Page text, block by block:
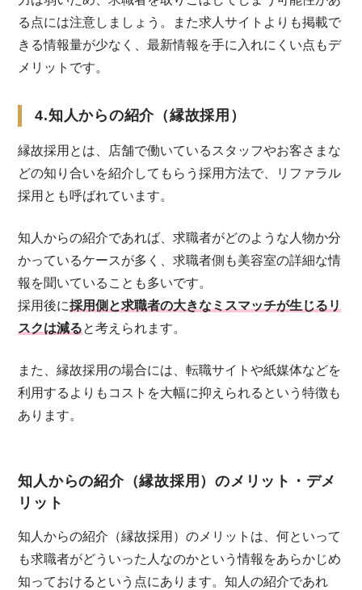
る点には注意しましょう。また求人サイトよりも掲載で
きる情報量が少なく、最新情報を手に入れにくい点もデ
メリットです。
4.知人からの紹介（縁故採用）
縁故採用とは、店舗で働いているスタッフやお客さまな
どの知り合いを紹介してもらう採用方法で、リファラル
採用とも呼ばれています。
知人からの紹介であれば、求職者がどのような人物か分
かっているケースが多く、求職者側も美容室の詳細な情
報を聞いていることも多いです。
採用後に採用側と求職者の大きなミスマッチが生じるリ
スクは減ると考えられます。
また、縁故採用の場合には、転職サイトや紙媒体などを
利用するよりもコストを大幅に抑えられるという特徴も
あります。
知人からの紹介（縁故採用）のメリット・デメ
リット
知人からの紹介（縁故採用）のメリットは、何といって
も求職者がどういった人なのかという情報をあらかじめ
知っておけるという点にあります。知人の紹介であれ